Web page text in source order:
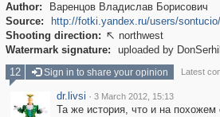
Author:
Варенцов Владислав Борисович
Source:
http://fotki.yandex.ru/users/sontucio/
Shooting direction:  northwest
Watermark signature:
uploaded by
12 Sign in to share your opinion Latest
dr.livsi · 3 March 2012, 15:13
Та же история, что и на похожем